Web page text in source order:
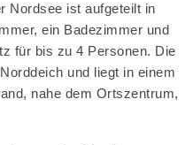
Nordsee ist aufgeteilt in
ein Badezimmer und
für bis zu 4 Personen. Die
und liegt in einem
nahe dem Ortszentrum,